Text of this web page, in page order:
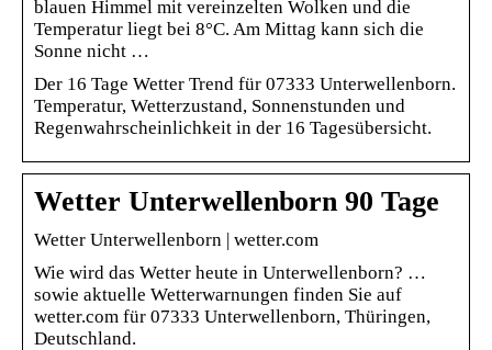
blauen Himmel mit vereinzelten Wolken und die
Temperatur liegt bei 8°C. Am Mittag kann sich die
Sonne nicht …
Der 16 Tage Wetter Trend für 07333 Unterwellenborn.
Temperatur, Wetterzustand, Sonnenstunden und
Regenwahrscheinlichkeit in der 16 Tagesübersicht.
Wetter Unterwellenborn 90 Tage
Wetter Unterwellenborn | wetter.com
Wie wird das Wetter heute in Unterwellenborn? …
sowie aktuelle Wetterwarnungen finden Sie auf
wetter.com für 07333 Unterwellenborn, Thüringen,
Deutschland.